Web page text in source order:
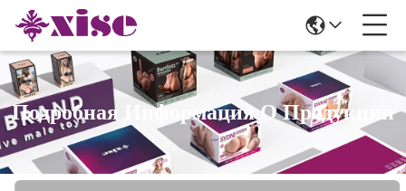
Подробная Информация О Продукции